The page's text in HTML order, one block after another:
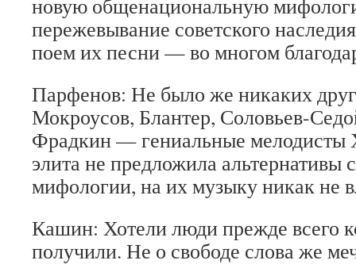
новую общенациональную
пережевывание советского
поем их песни — во многом
Парфенов: Не было же никаких
Мокроусов, Блантер, Соловьев-
Фрадкин — гениальные мелодисты
элита не предложила альтернативы
мифологии, на их музыку никак не
Кашин: Хотели люди прежде всего
получили. Не о свободе слова же